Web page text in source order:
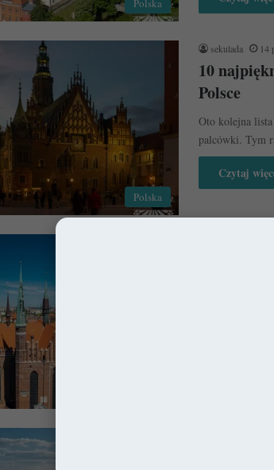
Polska
Polska
sekulada 14
10
Polsce
Oto kolejna
palcówki. Tym
Czytaj
Bazylika
bogatym
10